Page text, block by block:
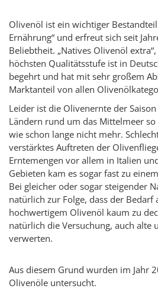
Olivenöl ist ein wichtiger
Ernährung“ und erfreut sich seit
Beliebtheit. „Natives Olivenöl
höchsten Qualitätsstufe ist in
begehrt und hat mit sehr großem
Marktanteil von allen
Leider ist die Olivenernte der
Ländern rund um das Mittelmeer so
wie schon lange nicht mehr.
verstärktes Auftreten der
Erntemengen vor allem in Italien
Gebieten kam es sogar fast zu
Bei gleicher oder sogar steigender
natürlich zur Folge, dass der Bedarf
hochwertigem Olivenöl kaum zu
natürlich die Versuchung, auch alte
verwerten.
Aus diesem Grund wurden im Jahr
Olivenöle untersucht.